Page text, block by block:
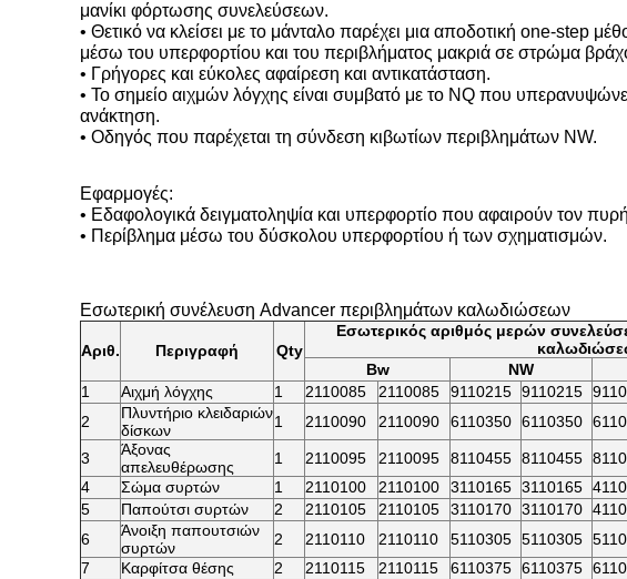
μανίκι φόρτωσης συνελεύσεων.
• Θετικό να κλείσει με το μάνταλο παρέχει μια αποδοτική one-step
μέσω του υπερφορτίου και του περιβλήματος μακριά σε στρώμα
• Γρήγορες και εύκολες αφαίρεση και αντικατάσταση.
• Το σημείο αιχμών λόγχης είναι συμβατό με το NQ που
ανάκτηση.
• Οδηγός που παρέχεται τη σύνδεση κιβωτίων περιβλημάτων NW.
Εφαρμογές:
• Εδαφολογικά δειγματοληψία και υπερφορτίο που αφαιρούν τον
• Περίβλημα μέσω του δύσκολου υπερφορτίου ή των σχηματισμών.
Εσωτερική συνέλευση Advancer περιβλημάτων καλωδιώσεων
Αριθ. Περιγραφή Qty
Εσωτερικός αριθμός μερών
Bw
NW
1
Αιχμή λόγχης 1 2110085 2110085 9110215 9110215
2
Πλυντήριο κλειδαριών
δίσκων
1 2110090 2110090 6110350 6110350
3
Άξονας
απελευθέρωσης
1 2110095 2110095 8110455 8110455
4
Σώμα συρτών 1 2110100 2110100 3110165 3110165
5
Παπούτσι συρτών 2 2110105 2110105 3110170 3110170
6
Άνοιξη παπουτσιών
συρτών
2 2110110 2110110 5110305 5110305
7
Καρφίτσα θέσης 2 2110115 2110115 6110375 6110375